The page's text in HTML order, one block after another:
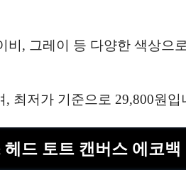
비, 그레이 등 다양한 색상으
최저가 기준으로 29,800원입
드 토트 캔버스 에코백